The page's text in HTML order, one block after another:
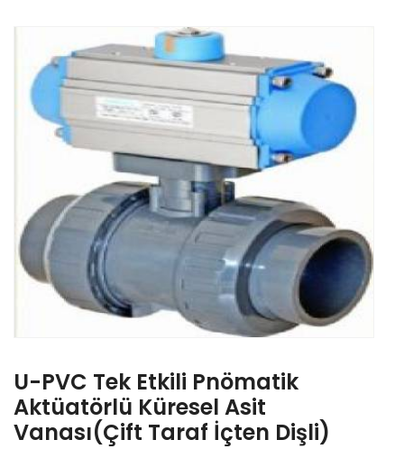
U-PVC Tek Etkili Pnömatik
Aktüatörlü Küresel Asit
Vanası(Çift Taraf İçten Dişli)